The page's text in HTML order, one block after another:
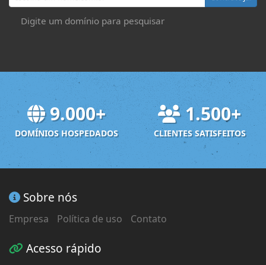
Digite um domínio para pesquisar
9.000+
DOMÍNIOS HOSPEDADOS
1.500+
CLIENTES SATISFEITOS
Sobre nós
Empresa Política de uso Contato
Acesso rápido